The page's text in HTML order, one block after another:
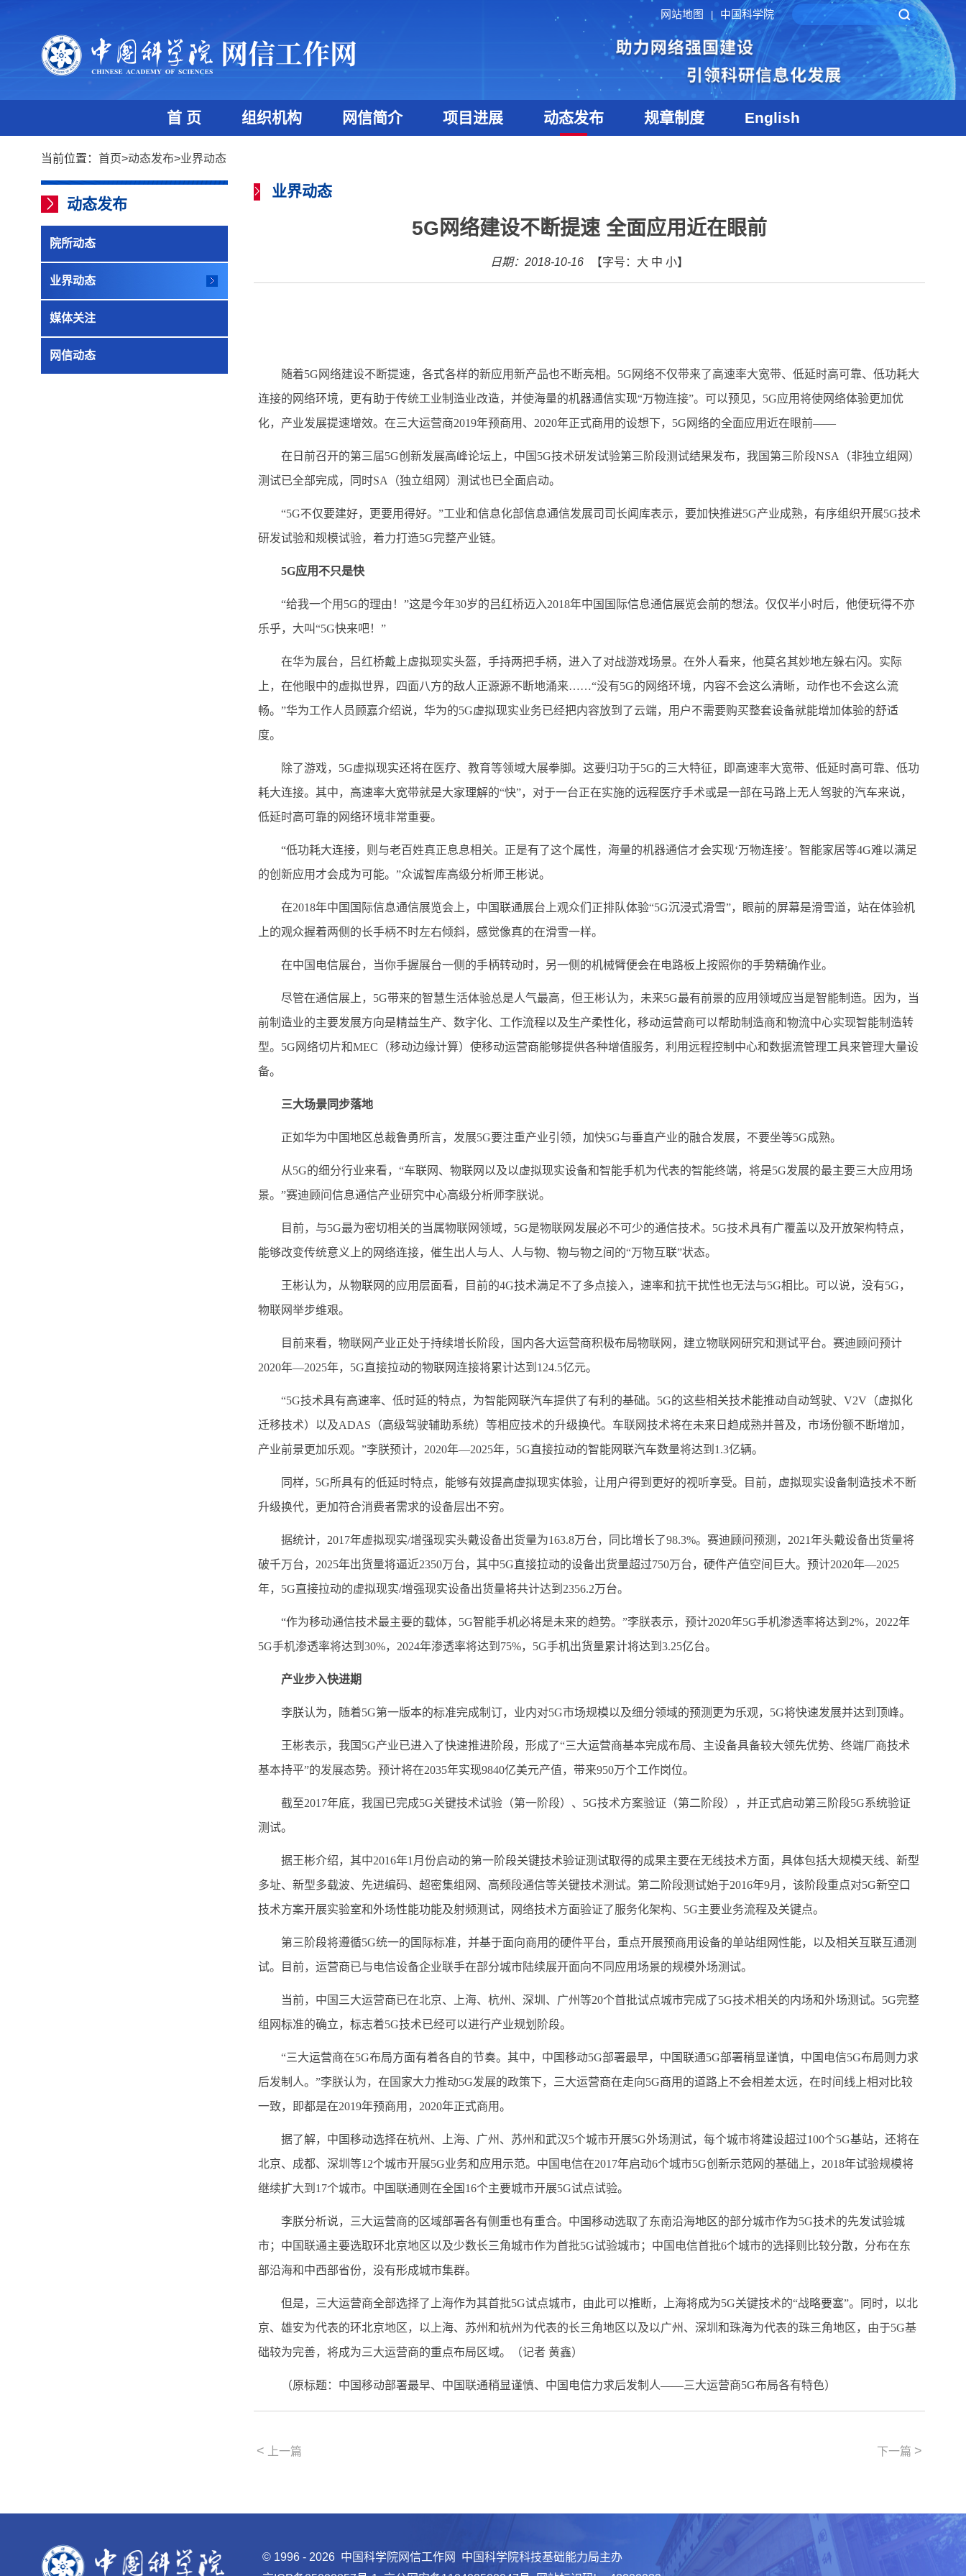
网站地图 中国科学院
首 页 组织机构 网信简介 项目进展 动态发布 规章制度 English
当前位置： 首页>动态发布>业界动态
动态发布
院所动态
业界动态
媒体关注
网信动态
业界动态
5G网络建设不断提速 全面应用近在眼前
日期：2018-10-16 【字号： 大 中 小】
随着5G网络建设不断提速，各式各样的新应用新产品也不断亮相。5G网络不仅带来了高速率大宽带、低延时高可靠、低功耗大
连接的网络环境，更有助于传统工业制造业改造，并使海量的机器通信实现“万物连接”。可以预见，5G应用将使网络体验更加优
化，产业发展提速增效。在三大运营商2019年预商用、2020年正式商用的设想下，5G网络的全面应用近在眼前——
在日前召开的第三届5G创新发展高峰论坛上，中国5G技术研发试验第三阶段测试结果发布，我国第三阶段NSA（非独立组网）
测试已全部完成，同时SA（独立组网）测试也已全面启动。
“5G不仅要建好，更要用得好。”工业和信息化部信息通信发展司司长闻库表示，要加快推进5G产业成熟，有序组织开展5G技术
研发试验和规模试验，着力打造5G完整产业链。
5G应用不只是快
“给我一个用5G的理由！”这是今年30岁的吕红桥迈入2018年中国国际信息通信展览会前的想法。仅仅半小时后，他便玩得不亦
乐乎，大叫“5G快来吧！”
在华为展台，吕红桥戴上虚拟现实头盔，手持两把手柄，进入了对战游戏场景。在外人看来，他莫名其妙地左躲右闪。实际
上，在他眼中的虚拟世界，四面八方的敌人正源源不断地涌来……“没有5G的网络环境，内容不会这么清晰，动作也不会这么流
畅。”华为工作人员顾嘉介绍说，华为的5G虚拟现实业务已经把内容放到了云端，用户不需要购买整套设备就能增加体验的舒适
度。
除了游戏，5G虚拟现实还将在医疗、教育等领域大展拳脚。这要归功于5G的三大特征，即高速率大宽带、低延时高可靠、低功
耗大连接。其中，高速率大宽带就是大家理解的“快”，对于一台正在实施的远程医疗手术或是一部在马路上无人驾驶的汽车来说，
低延时高可靠的网络环境非常重要。
“低功耗大连接，则与老百姓真正息息相关。正是有了这个属性，海量的机器通信才会实现‘万物连接’。智能家居等4G难以满足
的创新应用才会成为可能。”众诚智库高级分析师王彬说。
在2018年中国国际信息通信展览会上，中国联通展台上观众们正排队体验“5G沉浸式滑雪”，眼前的屏幕是滑雪道，站在体验机
上的观众握着两侧的长手柄不时左右倾斜，感觉像真的在滑雪一样。
在中国电信展台，当你手握展台一侧的手柄转动时，另一侧的机械臂便会在电路板上按照你的手势精确作业。
尽管在通信展上，5G带来的智慧生活体验总是人气最高，但王彬认为，未来5G最有前景的应用领域应当是智能制造。因为，当
前制造业的主要发展方向是精益生产、数字化、工作流程以及生产柔性化，移动运营商可以帮助制造商和物流中心实现智能制造转
型。5G网络切片和MEC（移动边缘计算）使移动运营商能够提供各种增值服务，利用远程控制中心和数据流管理工具来管理大量设
备。
三大场景同步落地
正如华为中国地区总裁鲁勇所言，发展5G要注重产业引领，加快5G与垂直产业的融合发展，不要坐等5G成熟。
从5G的细分行业来看，“车联网、物联网以及以虚拟现实设备和智能手机为代表的智能终端，将是5G发展的最主要三大应用场
景。”赛迪顾问信息通信产业研究中心高级分析师李朕说。
目前，与5G最为密切相关的当属物联网领域，5G是物联网发展必不可少的通信技术。5G技术具有广覆盖以及开放架构特点，
能够改变传统意义上的网络连接，催生出人与人、人与物、物与物之间的“万物互联”状态。
王彬认为，从物联网的应用层面看，目前的4G技术满足不了多点接入，速率和抗干扰性也无法与5G相比。可以说，没有5G，
物联网举步维艰。
目前来看，物联网产业正处于持续增长阶段，国内各大运营商积极布局物联网，建立物联网研究和测试平台。赛迪顾问预计
2020年—2025年，5G直接拉动的物联网连接将累计达到124.5亿元。
“5G技术具有高速率、低时延的特点，为智能网联汽车提供了有利的基础。5G的这些相关技术能推动自动驾驶、V2V（虚拟化
迁移技术）以及ADAS（高级驾驶辅助系统）等相应技术的升级换代。车联网技术将在未来日趋成熟并普及，市场份额不断增加，
产业前景更加乐观。”李朕预计，2020年—2025年，5G直接拉动的智能网联汽车数量将达到1.3亿辆。
同样，5G所具有的低延时特点，能够有效提高虚拟现实体验，让用户得到更好的视听享受。目前，虚拟现实设备制造技术不断
升级换代，更加符合消费者需求的设备层出不穷。
据统计，2017年虚拟现实/增强现实头戴设备出货量为163.8万台，同比增长了98.3%。赛迪顾问预测，2021年头戴设备出货量将
破千万台，2025年出货量将逼近2350万台，其中5G直接拉动的设备出货量超过750万台，硬件产值空间巨大。预计2020年—2025
年，5G直接拉动的虚拟现实/增强现实设备出货量将共计达到2356.2万台。
“作为移动通信技术最主要的载体，5G智能手机必将是未来的趋势。”李朕表示，预计2020年5G手机渗透率将达到2%，2022年
5G手机渗透率将达到30%，2024年渗透率将达到75%，5G手机出货量累计将达到3.25亿台。
产业步入快进期
李朕认为，随着5G第一版本的标准完成制订，业内对5G市场规模以及细分领域的预测更为乐观，5G将快速发展并达到顶峰。
王彬表示，我国5G产业已进入了快速推进阶段，形成了“三大运营商基本完成布局、主设备具备较大领先优势、终端厂商技术
基本持平”的发展态势。预计将在2035年实现9840亿美元产值，带来950万个工作岗位。
截至2017年底，我国已完成5G关键技术试验（第一阶段）、5G技术方案验证（第二阶段），并正式启动第三阶段5G系统验证
测试。
据王彬介绍，其中2016年1月份启动的第一阶段关键技术验证测试取得的成果主要在无线技术方面，具体包括大规模天线、新型
多址、新型多载波、先进编码、超密集组网、高频段通信等关键技术测试。第二阶段测试始于2016年9月，该阶段重点对5G新空口
技术方案开展实验室和外场性能功能及射频测试，网络技术方面验证了服务化架构、5G主要业务流程及关键点。
第三阶段将遵循5G统一的国际标准，并基于面向商用的硬件平台，重点开展预商用设备的单站组网性能，以及相关互联互通测
试。目前，运营商已与电信设备企业联手在部分城市陆续展开面向不同应用场景的规模外场测试。
当前，中国三大运营商已在北京、上海、杭州、深圳、广州等20个首批试点城市完成了5G技术相关的内场和外场测试。5G完整
组网标准的确立，标志着5G技术已经可以进行产业规划阶段。
“三大运营商在5G布局方面有着各自的节奏。其中，中国移动5G部署最早，中国联通5G部署稍显谨慎，中国电信5G布局则力求
后发制人。”李朕认为，在国家大力推动5G发展的政策下，三大运营商在走向5G商用的道路上不会相差太远，在时间线上相对比较
一致，即都是在2019年预商用，2020年正式商用。
据了解，中国移动选择在杭州、上海、广州、苏州和武汉5个城市开展5G外场测试，每个城市将建设超过100个5G基站，还将在
北京、成都、深圳等12个城市开展5G业务和应用示范。中国电信在2017年启动6个城市5G创新示范网的基础上，2018年试验规模将
继续扩大到17个城市。中国联通则在全国16个主要城市开展5G试点试验。
李朕分析说，三大运营商的区域部署各有侧重也有重合。中国移动选取了东南沿海地区的部分城市作为5G技术的先发试验城
市；中国联通主要选取环北京地区以及少数长三角城市作为首批5G试验城市；中国电信首批6个城市的选择则比较分散，分布在东
部沿海和中西部省份，没有形成城市集群。
但是，三大运营商全部选择了上海作为其首批5G试点城市，由此可以推断，上海将成为5G关键技术的“战略要塞”。同时，以北
京、雄安为代表的环北京地区，以上海、苏州和杭州为代表的长三角地区以及以广州、深圳和珠海为代表的珠三角地区，由于5G基
础较为完善，将成为三大运营商的重点布局区域。（记者 黄鑫）
（原标题：中国移动部署最早、中国联通稍显谨慎、中国电信力求后发制人——三大运营商5G布局各有特色）
< 上一篇 下一篇 >
© 1996 - 2026 中国科学院网信工作网 中国科学院科技基础能力局主办